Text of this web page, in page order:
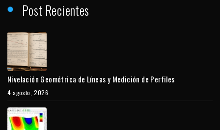
Post Recientes
Nivelación Geométrica de Líneas y Medición de Perfiles
4 agosto, 2026